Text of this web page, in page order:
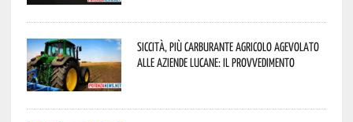
Siccità, più carburante agricolo agevolato
alle aziende lucane: il provvedimento